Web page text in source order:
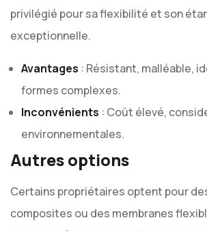
privilégié pour sa flexibilité et son
exceptionnelle.
Avantages : Résistant, malléable,
formes complexes.
Inconvénients : Coût élevé,
environnementales.
Autres options
Certains propriétaires optent pour
composites ou des membranes